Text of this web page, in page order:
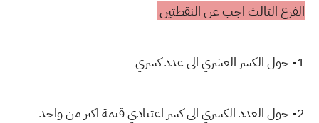
الفرع الثالث اجب عن النقطتين
1- حول الكسر العشري الى عدد كسري
2- حول العدد الكسري الى كسر اعتيادي قيمة اكبر من واحد